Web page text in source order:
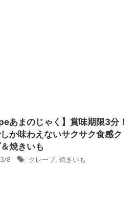
あまのじゃく】賞味期限3分！
か味わえないサクサク食感ク
焼きいも
8 クレープ, 焼きいも